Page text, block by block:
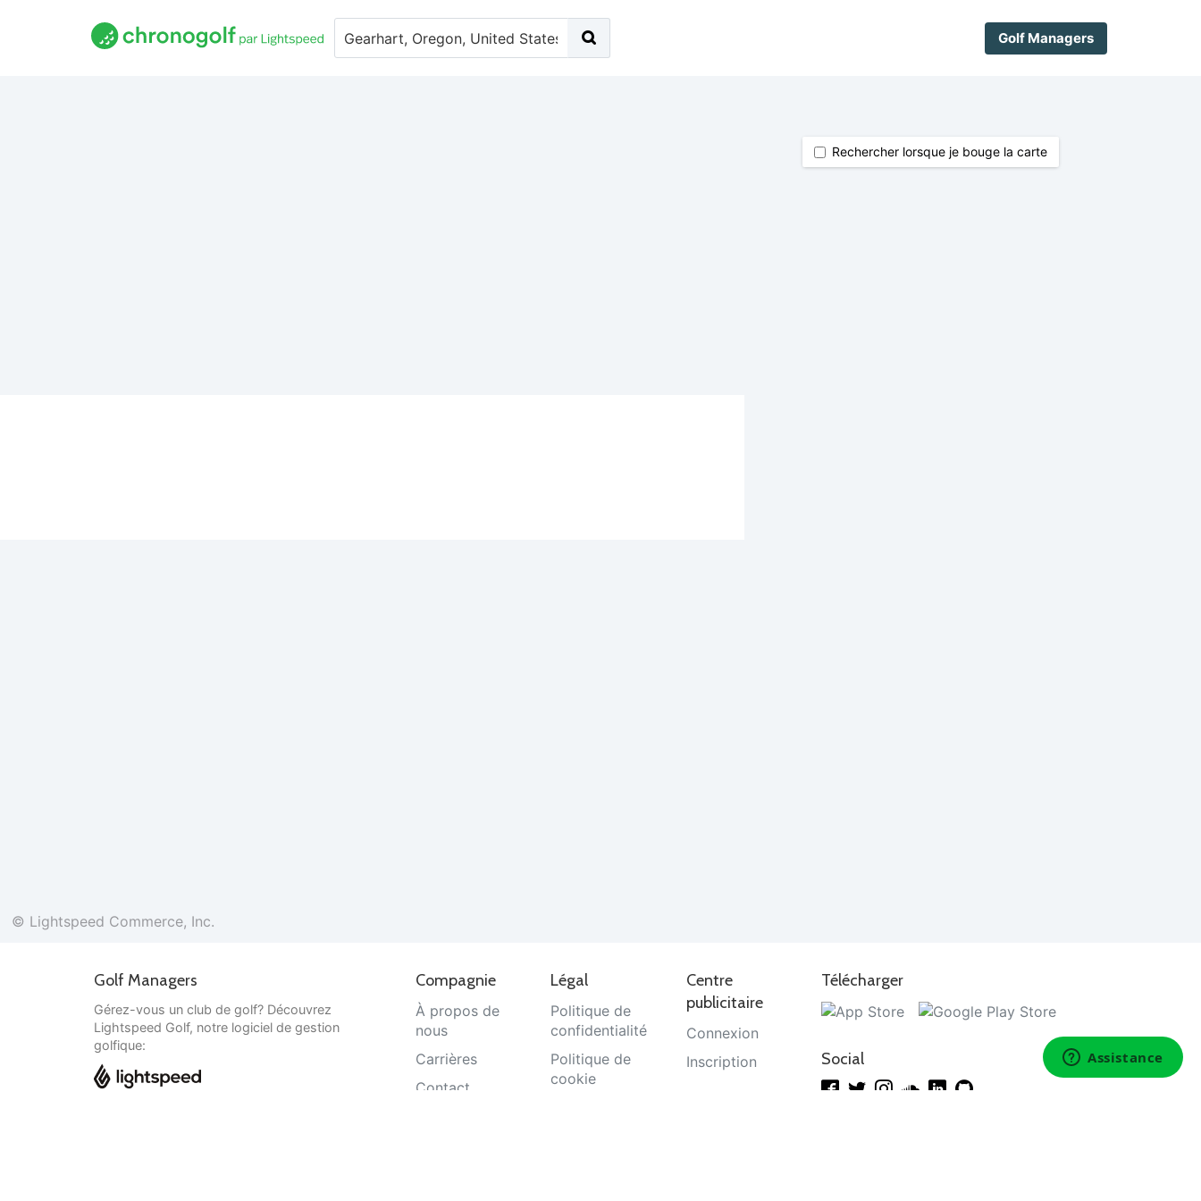
Golf Managers
© Lightspeed Commerce, Inc.
Rechercher lorsque je bouge la carte
Golf Managers
Gérez-vous un club de golf? Découvrez
Lightspeed Golf, notre logiciel de gestion
golfique:
Compagnie
À propos de
nous
Carrières
Contact
Légal
Politique de
confidentialité
Politique de
cookie
Centre
publicitaire
Connexion
Inscription
Télécharger
Social